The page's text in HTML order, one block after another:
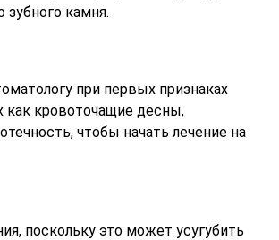
зубного камня.
при первых признаках
как кровоточащие десны,
чтобы начать лечение на
поскольку это может усугубить